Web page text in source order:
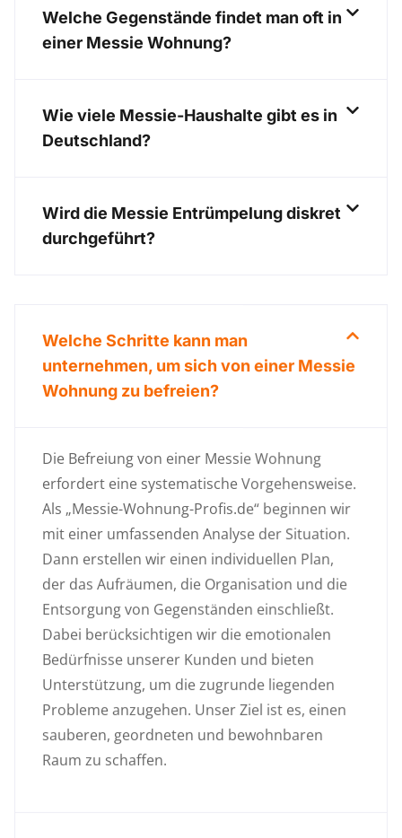
Welche Gegenstände findet man oft in
einer Messie Wohnung?
Wie viele Messie-Haushalte gibt es in
Deutschland?
Wird die Messie Entrümpelung diskret
durchgeführt?
Welche Schritte kann man
unternehmen, um sich von einer Messie
Wohnung zu befreien?
Die Befreiung von einer Messie Wohnung
erfordert eine systematische Vorgehensweise.
Als „Messie-Wohnung-Profis.de“ beginnen wir
mit einer umfassenden Analyse der Situation.
Dann erstellen wir einen individuellen Plan,
der das Aufräumen, die Organisation und die
Entsorgung von Gegenständen einschließt.
Dabei berücksichtigen wir die emotionalen
Bedürfnisse unserer Kunden und bieten
Unterstützung, um die zugrunde liegenden
Probleme anzugehen. Unser Ziel ist es, einen
sauberen, geordneten und bewohnbaren
Raum zu schaffen.